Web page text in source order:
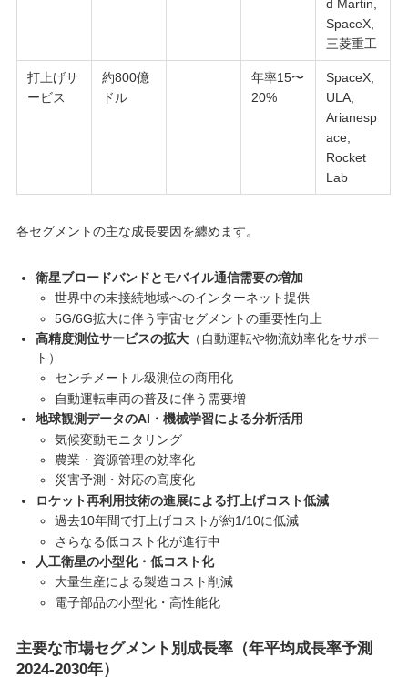
d Martin,
SpaceX,
三菱重工
打上げサ
ービス
約800億
ドル
年率15〜
20%
SpaceX,
ULA,
Arianesp
ace,
Rocket
Lab
各セグメントの主な成長要因を纏めます。
衛星ブロードバンドとモバイル通信需要の増加
世界中の未接続地域へのインターネット提供
5G/6G拡大に伴う宇宙セグメントの重要性向上
高精度測位サービスの拡大 （自動運転や物流効率化をサポー
ト）
センチメートル級測位の商用化
自動運転車両の普及に伴う需要増
地球観測データのAI・機械学習による分析活用
気候変動モニタリング
農業・資源管理の効率化
災害予測・対応の高度化
ロケット再利用技術の進展による打上げコスト低減
過去10年間で打上げコストが約1/10に低減
さらなる低コスト化が進行中
人工衛星の小型化・低コスト化
大量生産による製造コスト削減
電子部品の小型化・高性能化
主要な市場セグメント別成長率（年平均成長率予測
2024-2030年）